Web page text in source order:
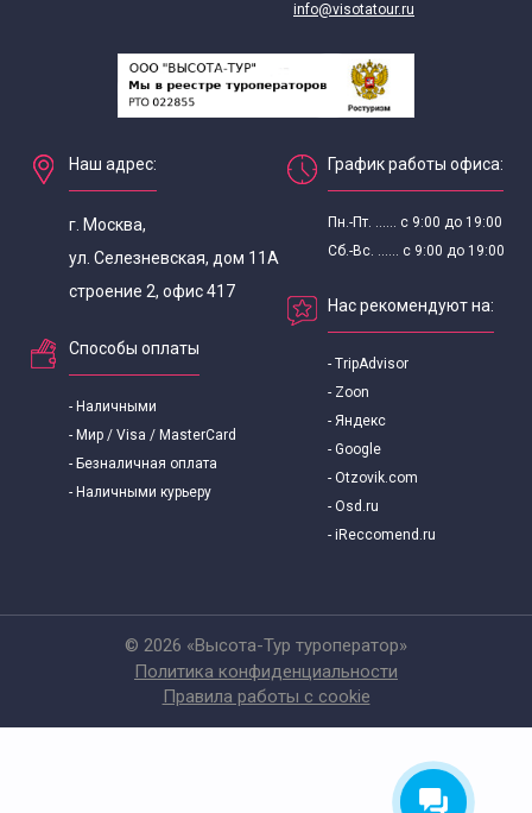
info@visotatour.ru
Наш адрес:
г. Москва,
ул. Селезневская, дом 11А
строение 2, офис 417
Способы оплаты
- Наличными
- Мир / Visa / MasterCard
- Безналичная оплата
- Наличными курьеру
График работы офиса:
Пн.-Пт. ...... с 9:00 до 19:00
Сб.-Вс. ...... с 9:00 до 19:00
Нас рекомендуют на:
- TripAdvisor
- Zoon
- Яндекс
- Google
- Otzovik.com
- Osd.ru
- iReccomend.ru
© 2026 «Высота-Тур туроператор»
Политика конфиденциальности
Правила работы с cookie